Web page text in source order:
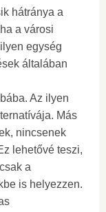
hátránya a
a városi
egység
általában
Az ilyen
Más
nincsenek
lehetővé teszi,
a
is helyezzen.